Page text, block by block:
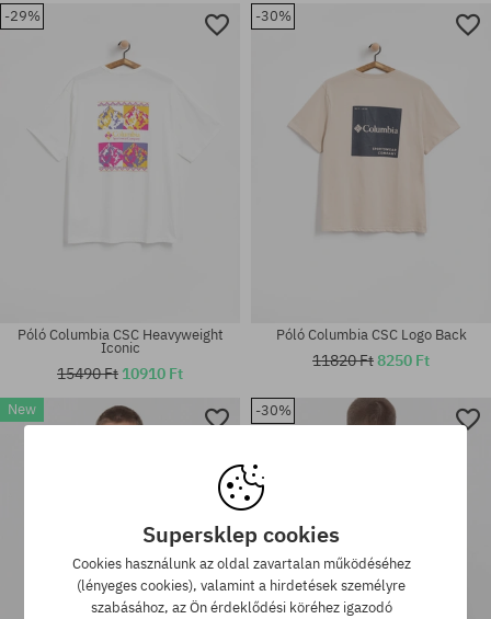
Elérhető méretek:
Elérhető méretek:
Elérhető méretek:
Elérhető méretek:
-29%
Póló Columbia CSC Heavyweight
Iconic
15490 Ft 10910 Ft
-30%
Póló Columbia CSC Logo Back
11820 Ft8250 Ft
New -30%
Supersklep cookies
Cookies használunk az oldal zavartalan működéséhez
(lényeges cookies), valamint a hirdetések személyre
szabásához, az Ön érdeklődési köréhez igazodó